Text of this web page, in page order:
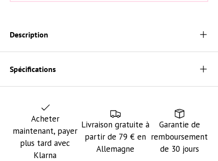
Description
Spécifications
Acheter
maintenant, payer
plus tard avec
Klarna
Livraison gratuite à
partir de 79 € en
Allemagne
Garantie de
remboursement
de 30 jours